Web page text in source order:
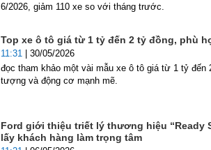
6/2026, giảm 110 xe so với tháng trước.
Top xe ô tô giá từ 1 tỷ đến 2 tỷ đồng, phù
11:31 | 30/05/2026
đọc tham khảo một vài mẫu xe ô tô giá từ 1 tỷ
tượng và động cơ mạnh mẽ.
Ford giới thiệu triết lý thương hiệu “Ready
lấy khách hàng làm trọng tâm